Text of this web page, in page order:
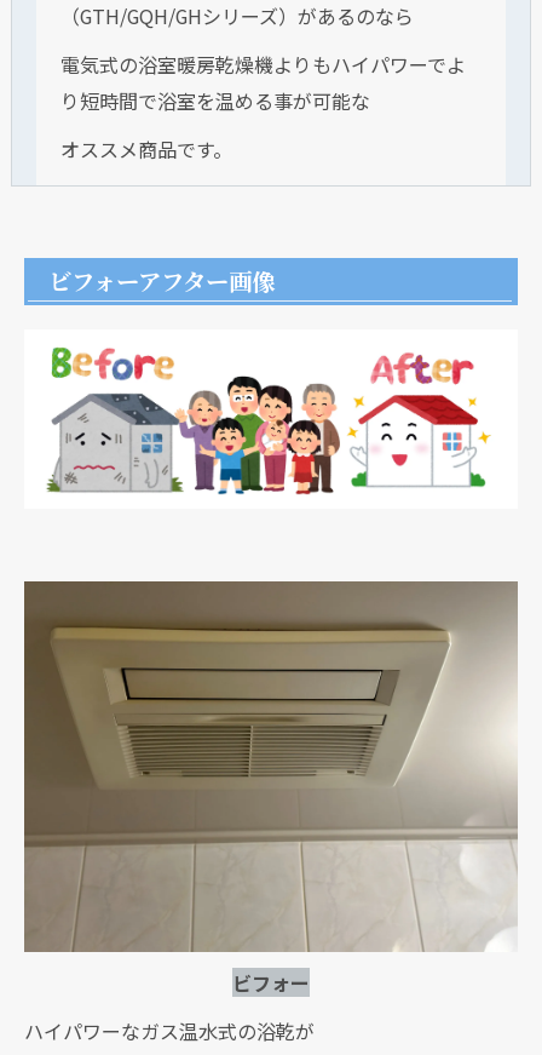
（GTH/GQH/GHシリーズ）があるのなら
電気式の浴室暖房乾燥機よりもハイパワーでよ
り短時間で浴室を温める事が可能な
オススメ商品です。
ビフォーアフター画像
ビフォー
ハイパワーなガス温水式の浴乾が